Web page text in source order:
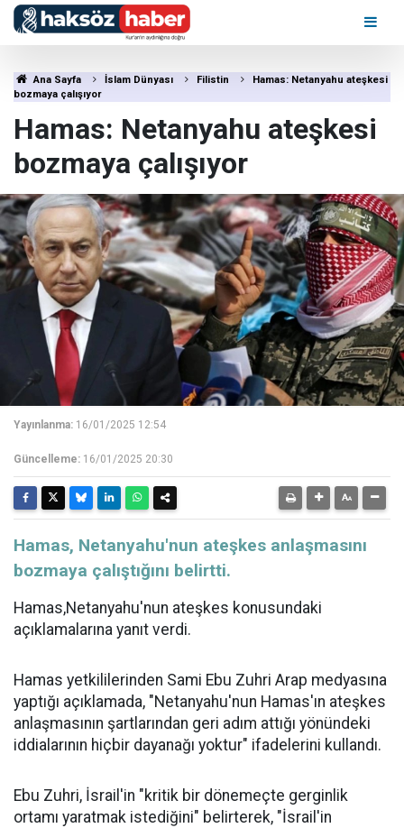
Ana Sayfa İslam Dünyası Filistin
Hamas: Netanyahu ateşkesi
bozmaya çalışıyor
Hamas: Netanyahu ateşkesi
bozmaya çalışıyor
Yayınlanma: 16/01/2025 12:54
Güncelleme: 16/01/2025 20:30
Hamas, Netanyahu'nun ateşkes anlaşmasını
bozmaya çalıştığını belirtti.
Hamas,Netanyahu'nun ateşkes konusundaki
açıklamalarına yanıt verdi.
Hamas yetkililerinden Sami Ebu Zuhri Arap medyasına
yaptığı açıklamada, "Netanyahu'nun Hamas'ın ateşkes
anlaşmasının şartlarından geri adım attığı yönündeki
iddialarının hiçbir dayanağı yoktur" ifadelerini kullandı.
Ebu Zuhri, İsrail'in "kritik bir dönemeçte gerginlik
ortamı yaratmak istediğini" belirterek, "İsrail'in